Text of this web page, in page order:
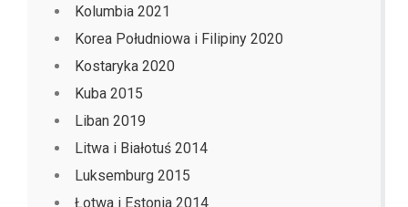
Kolumbia 2021
Korea Południowa i Filipiny 2020
Kostaryka 2020
Kuba 2015
Liban 2019
Litwa i Białotuś 2014
Luksemburg 2015
Łotwa i Estonia 2014